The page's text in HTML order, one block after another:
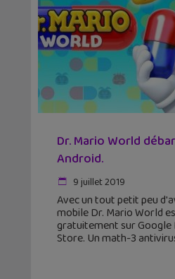
Dr. Mario World
Android.
9 juillet 2019
Avec un tout petit peu
mobile Dr. Mario World
gratuitement sur Google
Store. Un math-3